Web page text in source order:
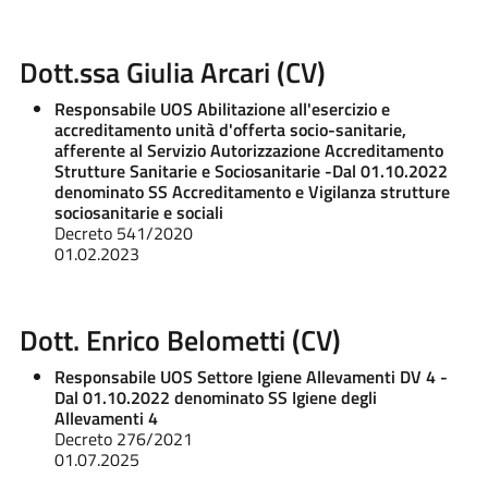
Dott.ssa Giulia Arcari (CV)
Responsabile UOS Abilitazione all'esercizio e
accreditamento unità d'offerta socio-sanitarie,
afferente al Servizio Autorizzazione Accreditamento
Strutture Sanitarie e Sociosanitarie -Dal 01.10.2022
denominato SS Accreditamento e Vigilanza strutture
sociosanitarie e sociali
Decreto 541/2020
01.02.2023
Dott. Enrico Belometti (CV)
Responsabile UOS Settore Igiene Allevamenti DV 4 -
Dal 01.10.2022 denominato SS Igiene degli
Allevamenti 4
Decreto 276/2021
01.07.2025